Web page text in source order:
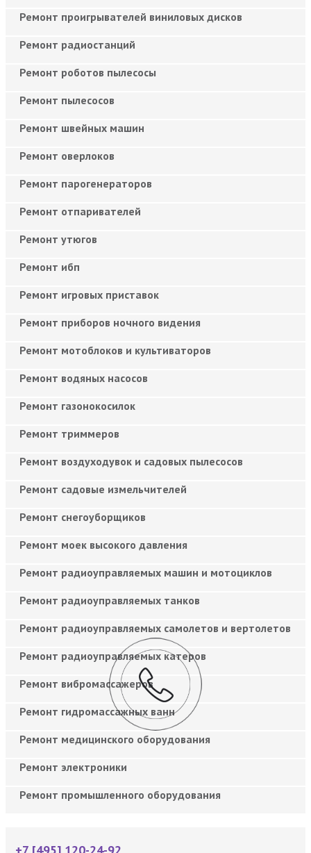
Ремонт проигрывателей виниловых дисков
Ремонт радиостанций
Ремонт роботов пылесосы
Ремонт пылесосов
Ремонт швейных машин
Ремонт оверлоков
Ремонт парогенераторов
Ремонт отпаривателей
Ремонт утюгов
Ремонт ибп
Ремонт игровых приставок
Ремонт приборов ночного видения
Ремонт мотоблоков и культиваторов
Ремонт водяных насосов
Ремонт газонокосилок
Ремонт триммеров
Ремонт воздуходувок и садовых пылесосов
Ремонт садовые измельчителей
Ремонт снегоуборщиков
Ремонт моек высокого давления
Ремонт радиоуправляемых машин и мотоциклов
Ремонт радиоуправляемых танков
Ремонт радиоуправляемых самолетов и вертолетов
Ремонт радиоуправляемых катеров
Ремонт вибромассажеров
Ремонт гидромассажных ванн
Ремонт медицинского оборудования
Ремонт электроники
Ремонт промышленного оборудования